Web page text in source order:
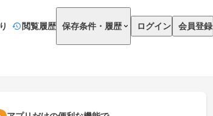
閲覧履歴 保存条件・履歴 ログイン 会員登録